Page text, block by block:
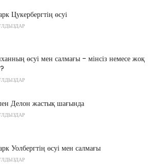
Цукербергтің өсуі
өсуі мен салмағы - мінсіз немесе жоқ
Делон жастық шағында
Уолбергтің өсуі мен салмағы